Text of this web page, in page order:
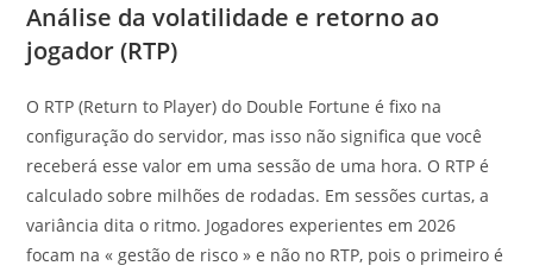
Análise da volatilidade e retorno ao
jogador (RTP)
O RTP (Return to Player) do Double Fortune é fixo na
configuração do servidor, mas isso não significa que você
receberá esse valor em uma sessão de uma hora. O RTP é
calculado sobre milhões de rodadas. Em sessões curtas, a
variância dita o ritmo. Jogadores experientes em 2026
focam na « gestão de risco » e não no RTP, pois o primeiro é